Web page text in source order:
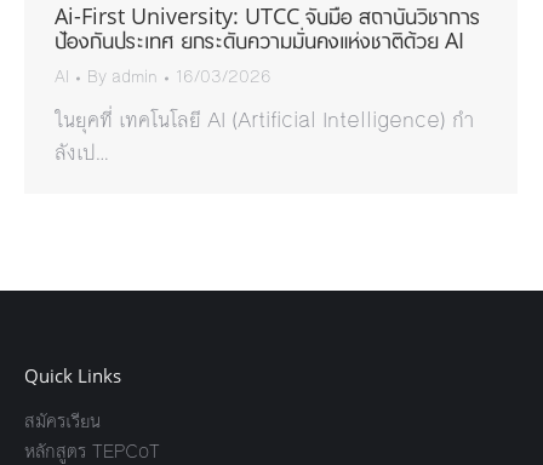
Ai-First University: UTCC จับมือ สถาบันวิชาการ
ป้องกันประเทศ ยกระดับความมั่นคงแห่งชาติด้วย AI
AI By admin 16/03/2026
ในยุคที่ เทคโนโลยี AI (Artificial Intelligence) กำ
ลังเป…
Quick Links
สมัครเรียน
หลักสูตร TEPCoT